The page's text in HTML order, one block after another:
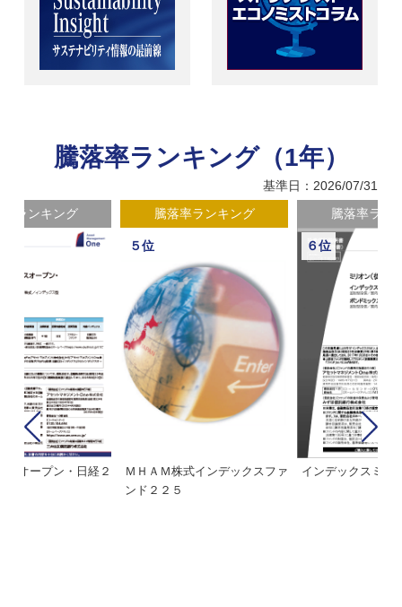
騰落率ランキング（1年）
基準日：2026/07/31
騰落率ランキング
ＭＨＡＭ株式インデックスファ
騰落率ランキング
インデックスミリオン